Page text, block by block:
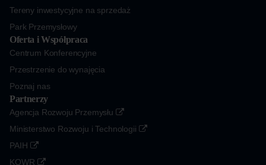
Tereny inwestycyjne na sprzedaż
Park Przemysłowy
Oferta i Współpraca
Centrum Konferencyjne
Przestrzenie do wynajęcia
Poznaj nas
Partnerzy
Agencja Rozwoju Przemysłu
Ministerstwo Rozwoju i Technologii
PAIH
KOWR